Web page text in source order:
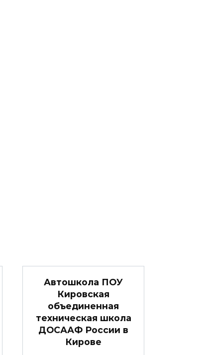
Автошкола ПОУ
Кировская
объединенная
техническая школа
ДОСААФ России в
Кирове